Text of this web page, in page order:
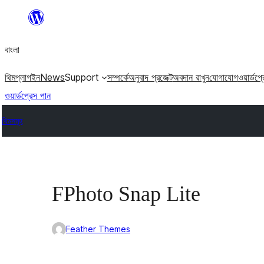
যান
বাংলা
থিমপ্লাগইনNewsSupport সম্পর্কেঅনুবাদ প্রজেক্টঅবদান রাখুনযোগাযোগ
ওয়ার্ডপ্রেস পান
থিমসমূহ
FPhoto Snap Lite
Feather Themes